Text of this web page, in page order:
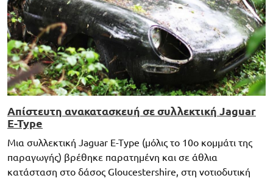
Απίστευτη ανακατασκευή σε συλλεκτική Jaguar
E-Type
Μια συλλεκτική Jaguar E-Type (μόλις το 10ο κομμάτι της
παραγωγής) βρέθηκε παρατημένη και σε άθλια
κατάσταση στο δάσος Gloucestershire, στη νοτιοδυτική